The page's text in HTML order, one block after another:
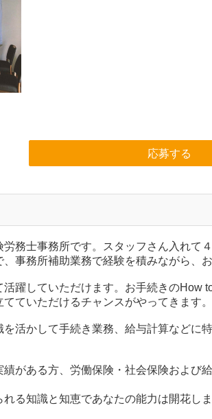
応募する
務士事務所です。スタッフさん入れて
事務所補助業務で経験を積みながら、
活躍していただけます。お手続きのHow
ていただけるチャンスがやってきます。
を活かして手続き業務、給与計算などに
がある方、労働保険・社会保険および
る知識と知恵であなたの能力は開花しま